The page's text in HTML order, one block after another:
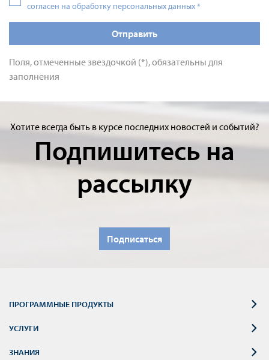
согласен на обработку персональных данных*
Отправить
Поля, отмеченные звездочкой (*), обязательны для
заполнения
Хотите всегда быть в курсе последних новостей и событий?
Подпишитесь на
рассылку
Подписаться
ПРОГРАММНЫЕ ПРОДУКТЫ
УСЛУГИ
ЗНАНИЯ